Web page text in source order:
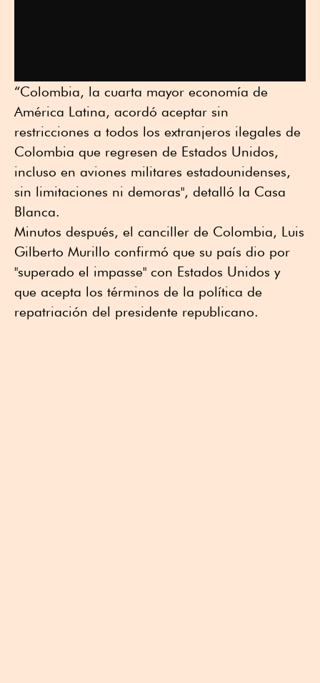
“Colombia, la cuarta mayor economía de
América Latina, acordó aceptar sin
restricciones a todos los extranjeros ilegales de
Colombia que regresen de Estados Unidos,
incluso en aviones militares estadounidenses,
sin limitaciones ni demoras", detalló la Casa
Blanca.
Minutos después, el canciller de Colombia, Luis
Gilberto Murillo confirmó que su país dio por
"superado el impasse" con Estados Unidos y
que acepta los términos de la política de
repatriación del presidente republicano.